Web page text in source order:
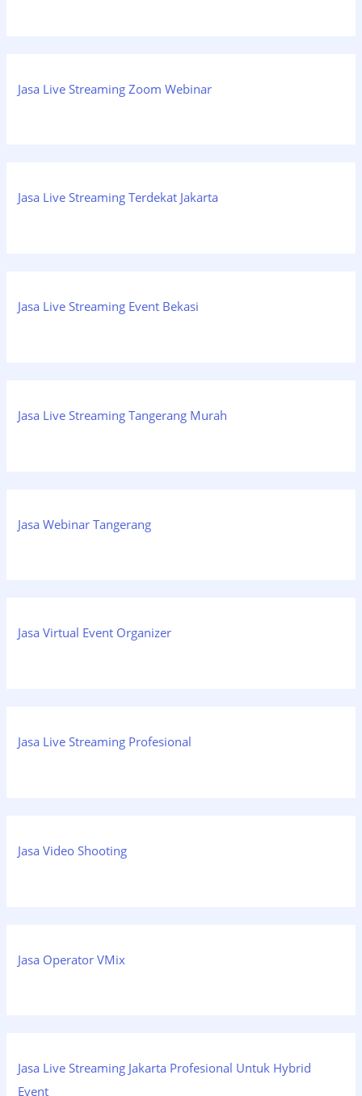
Jasa Live Streaming Zoom Webinar
Jasa Live Streaming Terdekat Jakarta
Jasa Live Streaming Event Bekasi
Jasa Live Streaming Tangerang Murah
Jasa Webinar Tangerang
Jasa Virtual Event Organizer
Jasa Live Streaming Profesional
Jasa Video Shooting
Jasa Operator VMix
Jasa Live Streaming Jakarta Profesional Untuk Hybrid
Event